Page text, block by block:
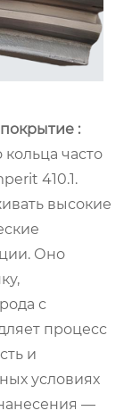
:
часто
410.1.
высокие
Оно
с
процесс
и
условиях
—